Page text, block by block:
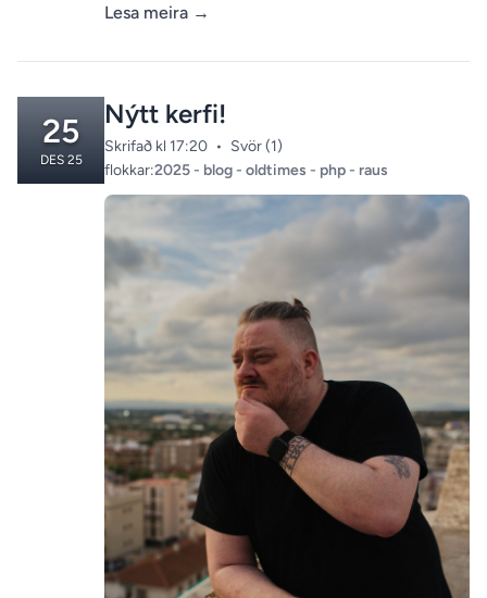
Lesa meira →
25
DES 25
Nýtt kerfi!
Skrifað kl 17:20 • Svör (1)
Categories:
flokkar:2025 - blog - oldtimes - php - raus